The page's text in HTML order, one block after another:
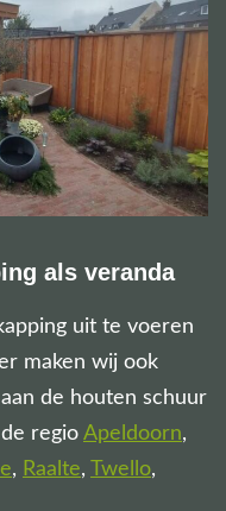
als veranda
uit te voeren
maken wij ook
de houten schuur
regio Apeldoorn,
, Raalte, Twello,